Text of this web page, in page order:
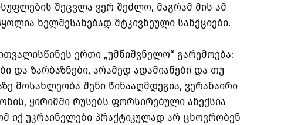
შეცვლა ვერ შეძლო, მაგრამ მის ამ
ხელშესახებად მტკივნეული სანქციები.
ერთი „უმნიშვნელო“ გარემოება:
და ზარბაზნები, არამედ ადამიანები და თუ
მოსახლეობა შენი წინააღმდეგია, ვერანაირი
ყირიმში რუსებს ფორსირებული ანექსია
იქ უკრაინელები პრაქტიკულად არ ცხოვრობენ